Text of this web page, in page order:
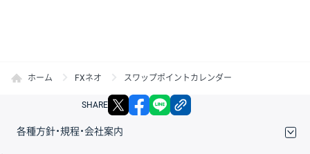
ホーム FXネオ スワップポイントカレンダー
SHARE X facebook
各種方針・規程・会社案内